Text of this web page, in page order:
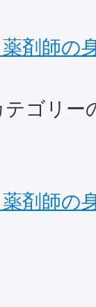
剤師の
ゴリー
剤師の